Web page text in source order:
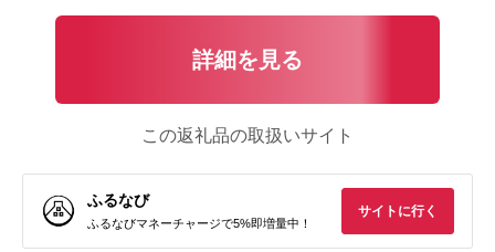
詳細を見る
この返礼品の取扱いサイト
ふるなび
ふるなびマネーチャージで5%即増量中！
サイトに行く